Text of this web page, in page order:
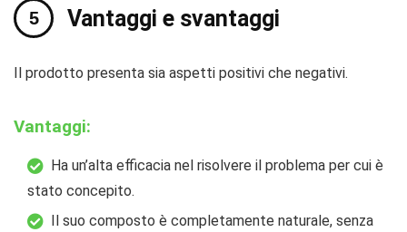
Vantaggi e svantaggi
Il prodotto presenta sia aspetti positivi che negativi.
Vantaggi:
Ha un’alta efficacia nel risolvere il problema per cui è
stato concepito.
Il suo composto è completamente naturale, senza